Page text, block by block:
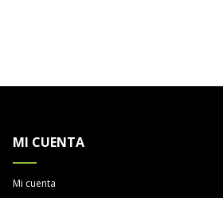
MI CUENTA
Mi cuenta